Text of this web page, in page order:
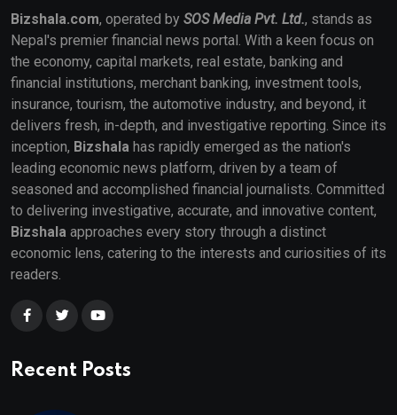
Bizshala.com, operated by SOS Media Pvt. Ltd., stands as
Nepal's premier financial news portal. With a keen focus on
the economy, capital markets, real estate, banking and
financial institutions, merchant banking, investment tools,
insurance, tourism, the automotive industry, and beyond, it
delivers fresh, in-depth, and investigative reporting. Since its
inception, Bizshala has rapidly emerged as the nation's
leading economic news platform, driven by a team of
seasoned and accomplished financial journalists. Committed
to delivering investigative, accurate, and innovative content,
Bizshala approaches every story through a distinct
economic lens, catering to the interests and curiosities of its
readers.
Recent Posts